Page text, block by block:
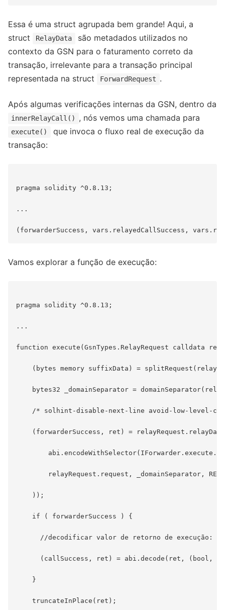
Essa é uma struct agrupada bem grande! Aqui, a
struct
RelayData
são metadados utilizados no
contexto da GSN para o faturamento correto da
transação, irrelevante para a transação principal
representada na struct
ForwardRequest .
Após algumas verificações internas da GSN, dentro da
innerRelayCall() , nós vemos uma chamada para
execute()
que invoca o fluxo real de execução da
transação:
pragma solidity ^0.8.13;
...
Vamos explorar a função de execução:
pragma solidity ^0.8.13;
...
function execute(GsnTypes.RelayRequest calldata
(bytes memory suffixData) =
bytes32 _domainSeparator =
/* solhint-disable-next-line avoid-low-level-
(forwarderSuccess, ret) =
relayRequest.request, _domainSeparator,
    ));
    if ( forwarderSuccess ) {
      //decodificar valor de retorno de execução:
(callSuccess, ret) = abi.decode(ret, (bool,
    }
    truncateInPlace(ret);